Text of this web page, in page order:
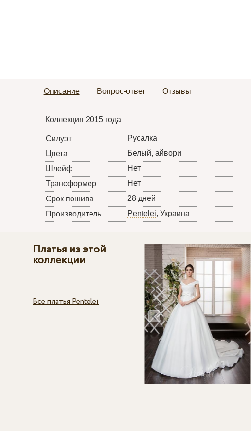
Описание Вопрос-ответ Отзывы
Коллекция 2015 года
Силуэт
Русалка
Цвета
Белый, айвори
Шлейф
Нет
Трансформер
Нет
Срок пошива
28 дней
Производитель
Pentelei, Украина
Платья из этой
коллекции
Все платья Pentelei